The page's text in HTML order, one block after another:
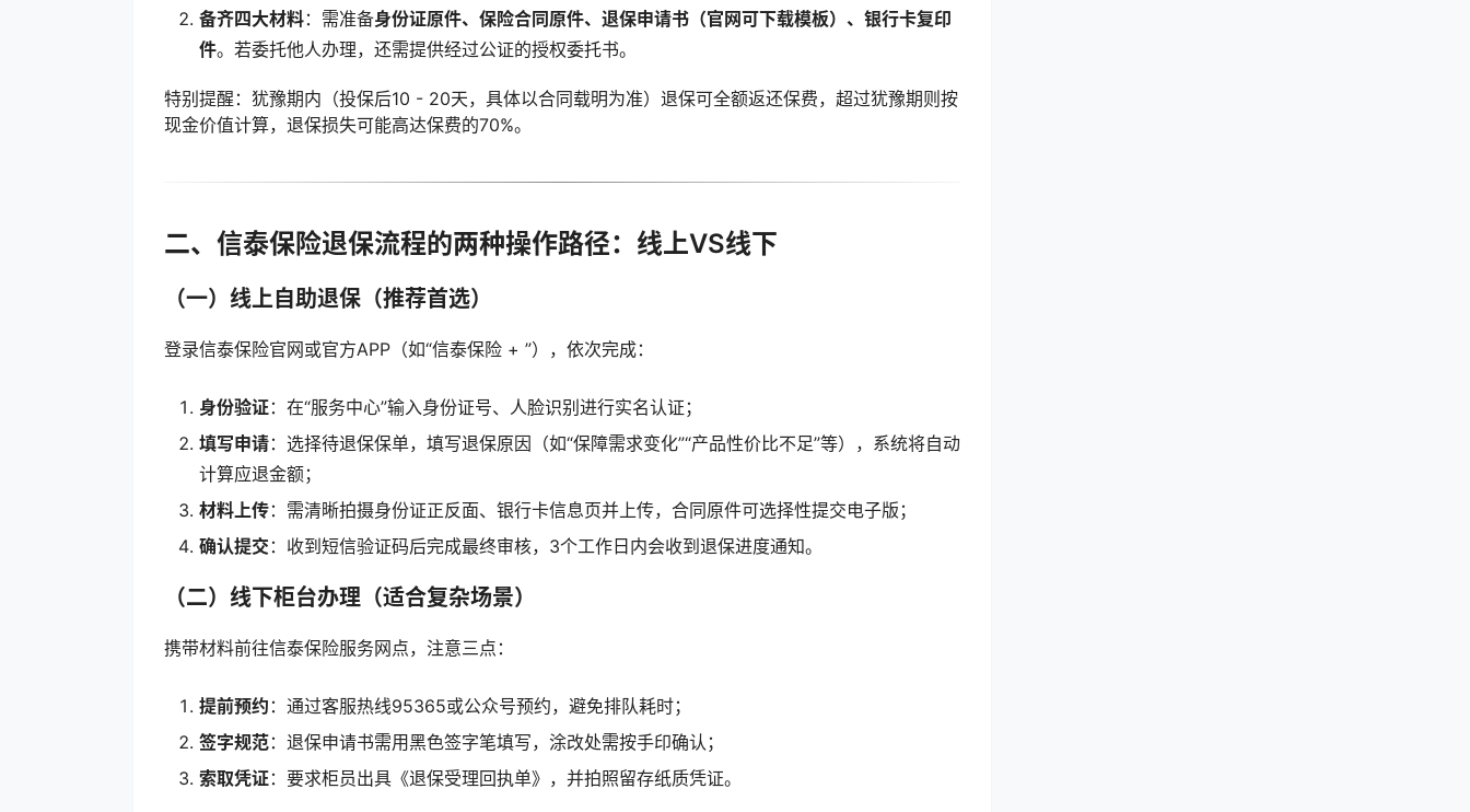
备齐四大材料：需准备身份证原件、保险合同原件、退保申请书（官网可下载模板）、银行卡复印
件。若委托他人办理，还需提供经过公证的授权委托书。
特别提醒：犹豫期内（投保后10 - 20天，具体以合同载明为准）退保可全额返还保费，超过犹豫期则按
现金价值计算，退保损失可能高达保费的70%。
二、信泰保险退保流程的两种操作路径：线上VS线下
（一）线上自助退保（推荐首选）
登录信泰保险官网或官方APP（如“信泰保险 + ”），依次完成：
身份验证：在“服务中心”输入身份证号、人脸识别进行实名认证；
填写申请：选择待退保保单，填写退保原因（如“保障需求变化”“产品性价比不足”等），系统将自动
计算应退金额；
材料上传：需清晰拍摄身份证正反面、银行卡信息页并上传，合同原件可选择性提交电子版；
确认提交 ：收到短信验证码后完成最终审核，3个工作日内会收到退保进度通知。
（二）线下柜台办理（适合复杂场景）
携带材料前往信泰保险服务网点，注意三点：
提前预约 ：通过客服热线95365或公众号预约，避免排队耗时；
签字规范：退保申请书需用黑色签字笔填写，涂改处需按手印确认；
索取凭证：要求柜员出具《退保受理回执单》，并拍照留存纸质凭证。